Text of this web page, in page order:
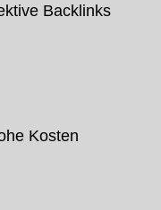
Backlinks
Kosten